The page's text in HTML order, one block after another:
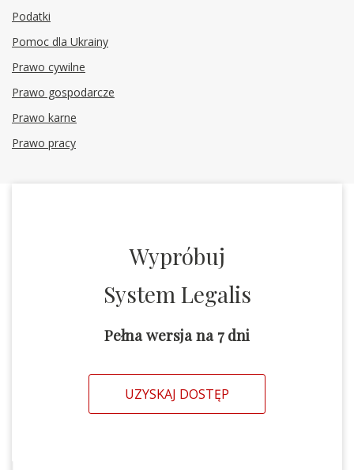
Podatki
Pomoc dla Ukrainy
Prawo cywilne
Prawo gospodarcze
Prawo karne
Prawo pracy
Wypróbuj
System Legalis
Pełna wersja na 7 dni
UZYSKAJ DOSTĘP